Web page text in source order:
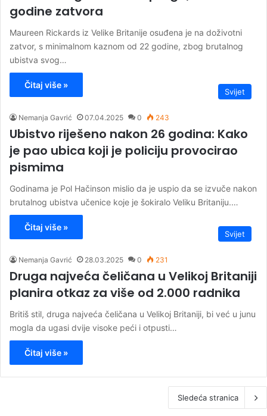
godine zatvora
Maureen Rickards iz Velike Britanije osuđena je na doživotni
zatvor, s minimalnom kaznom od 22 godine, zbog brutalnog
ubistva svog…
Čitaj više »
Svijet
Nemanja Gavrić 07.04.2025 0 243
Ubistvo riješeno nakon 26 godina: Kako
je pao ubica koji je policiju provocirao
pismima
Godinama je Pol Hačinson mislio da je uspio da se izvuče nakon
brutalnog ubistva učenice koje je šokiralo Veliku Britaniju.…
Čitaj više »
Svijet
Nemanja Gavrić 28.03.2025 0 231
Druga najveća čeličana u Velikoj Britaniji
planira otkaz za više od 2.000 radnika
Britiš stil, druga najveća čeličana u Velikoj Britaniji, bi već u junu
mogla da ugasi dvije visoke peći i otpusti…
Čitaj više »
Sledeća stranica